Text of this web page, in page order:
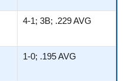
4-1; 3B; .229 AVG
1-0; .195 AVG